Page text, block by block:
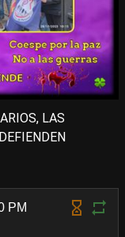
LAS
PM